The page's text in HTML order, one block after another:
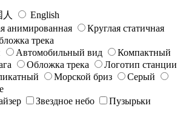
English
анимированная
Круглая статичная
трека
Автомобильный вид
Компактный
Обложка трека
Логотип станции
Морской бриз
Серый
Звездное небо Пузырьки